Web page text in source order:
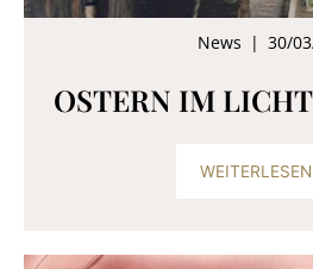
News | 30/
OSTERN IM
WEITERLESEN